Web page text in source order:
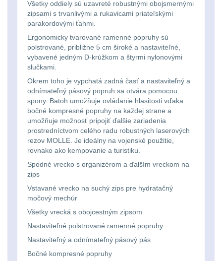
kempingové
lampy
Potápačské
svetlá
Kapesní
svítilny
Policejní
svítilny
Vyhledávací
svítilny
Lovecké
svítilny
Nad 30 L74
Batohy přes rameno
15
Cestovní batohy a
tašky6
Dětské batohy3
Brašne a tašky44
Ledvinky60
Duffle bagy25
Univerzalní tašky59
Přepravne tašky na
zbraně39
Všetky oddiely sú uzavreté robustnými obojsmernými
zipsami s trvanlivými a rukavicami priateľskými
parakordovými ťahmi.
Ergonomicky tvarované ramenné popruhy sú
polstrované, približne 5 cm široké a nastaviteľné,
vybavené jedným D-krúžkom a štyrmi nylonovými
slučkami.
Okrem toho je vypchatá zadná časť a nastaviteľný a
odnímateľný pásový popruh sa otvára pomocou
spony. Batoh umožňuje ovládanie hlasitosti vďaka
bočné kompresné popruhy na každej strane a
umožňuje možnosť pripojiť ďalšie zariadenia
prostredníctvom celého radu robustných laserových
rezov MOLLE. Je ideálny na vojenské použitie,
rovnako ako kempovanie a turistiku.
Spodné vrecko s organizérom a ďalším vreckom na
zips
Vstavané vrecko na suchý zips pre hydratačný
močový mechúr
Všetky vrecká s obojcestným zipsom
Nastaviteľné polstrované ramenné popruhy
Nastaviteľný a odnímateľný pásový pás
Bočné kompresné popruhy